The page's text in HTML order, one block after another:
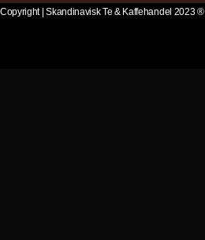
Copyright | Skandinavisk Te & Kaffehandel 2023 ®